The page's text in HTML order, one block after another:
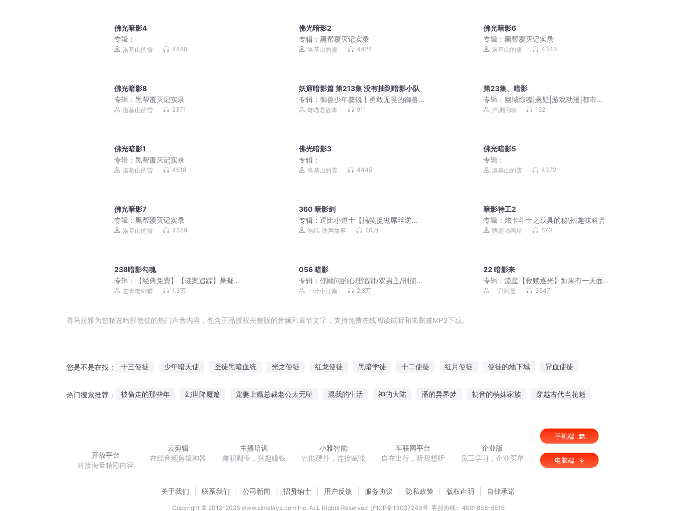
佛光暗影4
专辑：
洛基山的雪 4488
佛光暗影2
专辑：黑帮覆灭记实录
洛基山的雪 4424
佛光暗影6
专辑：黑帮覆灭记实录
洛基山的雪 4346
佛光暗影8
专辑： 黑帮覆灭记实录
洛基山的雪 2371
妖窟暗影篇 第213集 没有抽到暗影小队
专辑：御兽少年獒锐丨勇敢无畏的御兽
大师丨奇喵宇宙
奇喵君故事 911
第23集、暗影
专辑： 幽域惊魂|悬疑|游戏动漫|都市架
空|声渊回响制作
声渊回响 162
佛光暗影1
专辑： 黑帮覆灭记实录
洛基山的雪 4518
佛光暗影3
专辑：
洛基山的雪 4445
佛光暗影5
专辑：
洛基山的雪 4372
佛光暗影7
专辑： 黑帮覆灭记实录
洛基山的雪 4359
360 暗影剑
专辑：逗比小道士【搞笑捉鬼屌丝逆
袭】浩纬_诱声故事 20万
暗影特工2
专辑：炫卡斗士之载具的秘密|趣味科普
腾远动画屋 670
238暗影勾魂
专辑：
【经典免费】【谜案追踪】悬疑
推理|长篇刑侦|悬爱
玄青老刺猬 1.3万
056 暗影
专辑：邵顾问的心理陷阱/双男主/刑侦推
理/一叶小江南&桃xk&二浮
一叶小江南 2.8万
22 暗影来
专辑：流星【救赎逐光】如果有一天面
对生死，我一定会保住你
一只阿登 3547
喜马拉雅为您精选暗影使徒的热门声音内容，包含正品授权完整版的音频和章节文字，支持免费在线阅读试听和未删减MP3下载。
您是不是在找： 十三使徒 少年暗天使 圣徒黑暗血统 光之使徒 红龙使徒 黑暗学徒 十二使徒 红月使徒 使徒的地下城 异血使徒
热门搜索推荐： 被偷走的那些年 幻世降魔篇 宠妻上瘾总裁老公太无耻 混我的生活 神的大陆 潘的异界梦 初音的萌妹家族 穿越古代当花魁
开放平台
对接海量精彩内容
云剪辑
在线音频剪辑神器
主播培训
兼职副业，兴趣赚钱
小雅智能
智能硬件，连接赋能
车联网平台
自在出行，听我想听
企业版
员工学习，企业买单
手机端
电脑端
关于我们 联系我们 公司新闻 招贤纳士 用户反馈 服务协议 隐私政策 版权声明 自律承诺
Copyright © 2012-2026www.ximalaya.com lnc. ALL Rights Reserved 沪ICP备13027243号 客服热线：400-838-5616